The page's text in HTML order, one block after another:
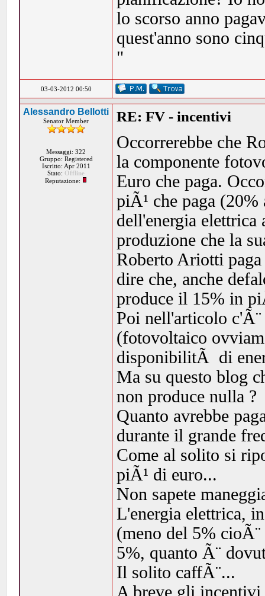
lo scorso anno
quest'anno sono
"
03-03-2012 00:50
Alessandro Bellotti
Senator Member
Messaggi: 322
Gruppo: Registered
Iscritto: Apr 2011
Stato: Offline
Reputazione:
RE: FV - incentivi
Occorrerebbe che
la componente
Euro che paga.
piÃ¹ che paga
dell'energia
produzione che la
Roberto Ariotti
dire che, anche
produce il 15% in
Poi nell'articolo
(fotovoltaico
disponibilitÃ di
Ma su questo blog
non produce nulla ?
Quanto avrebbe
durante il grande
Come al solito si
piÃ¹ di euro...
Non sapete
L'energia elettrica,
(meno del 5%
5%, quanto Ã¨
Il solito caffÃ¨...
A breve gli incentivi